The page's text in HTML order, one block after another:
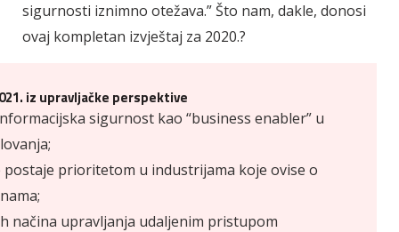
sigurnosti iznimno otežava.” Što nam, dakle, donosi
ovaj kompletan izvještaj za 2020.?
iz upravljačke perspektive
sigurnost kao “business enabler” u
prioritetom u industrijama koje ovise o
načina upravljanja udaljenim pristupom